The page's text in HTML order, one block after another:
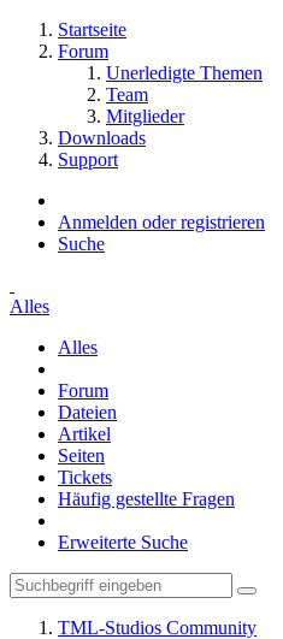
Startseite
Forum
Unerledigte Themen
Team
Mitglieder
Downloads
Support
Anmelden oder registrieren
Suche
Alles
Alles
Forum
Dateien
Artikel
Seiten
Tickets
Häufig gestellte Fragen
Erweiterte Suche
TML-Studios Community